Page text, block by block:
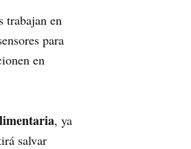
trabajan en
para
en
, ya
salvar